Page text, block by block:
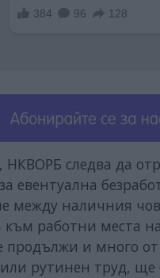
следва да
евентуална
между наличния
работни места
и много
рутинен труд,